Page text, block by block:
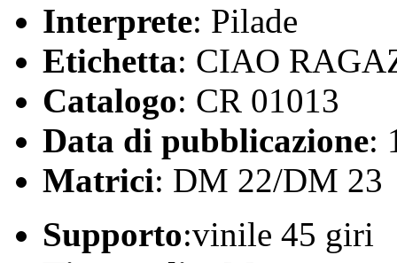
Interprete: Pilade
Etichetta: CIAO
Catalogo: CR 01013
Data di pubblicazione:
Matrici: DM 22/DM 23
Supporto:vinile 45 giri